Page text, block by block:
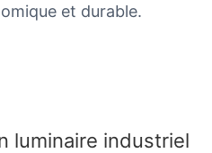
et durable.
luminaire industriel